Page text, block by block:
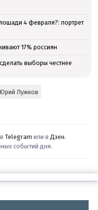
4 февраля?: портрет
17% россиян
выборы честнее
Юрий Лужков
Telegram или в Дзен.
событий дня.